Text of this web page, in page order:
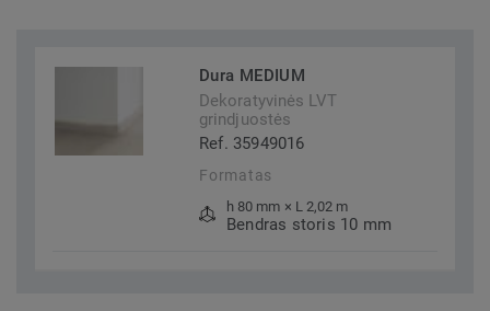
Dura MEDIUM
Dekoratyvinės LVT
grindjuostės
Ref. 35949016
Formatas
h 80 mm × L 2,02 m
Bendras storis 10 mm